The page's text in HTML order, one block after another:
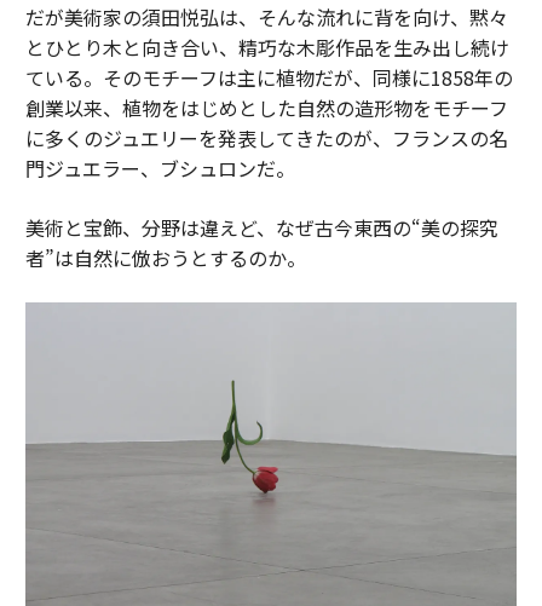
だが美術家の須田悦弘は、そんな流れに背を向け、黙々
とひとり木と向き合い、精巧な木彫作品を生み出し続け
ている。そのモチーフは主に植物だが、同様に1858年の
創業以来、植物をはじめとした自然の造形物をモチーフ
に多くのジュエリーを発表してきたのが、フランスの名
門ジュエラー、ブシュロンだ。
美術と宝飾、分野は違えど、なぜ古今東西の“美の探究
者”は自然に倣おうとするのか。